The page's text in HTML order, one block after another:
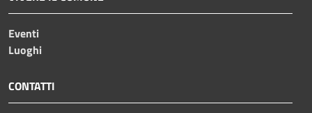
Eventi
Luoghi
CONTATTI